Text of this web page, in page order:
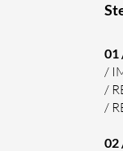
01
/
/
/
02